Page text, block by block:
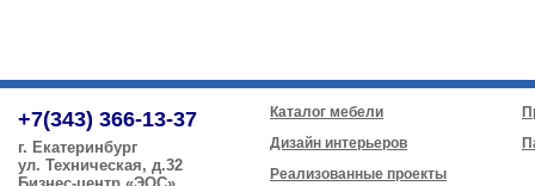
+7(343) 366-13-37
г. Екатеринбург
ул. Техническая, д.32
Каталог мебели
Дизайн интерьеров
Реализованные проекты